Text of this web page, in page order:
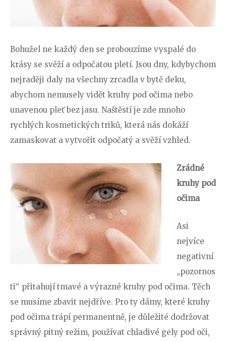
Bohužel ne každý den se probouzíme vyspalé do
krásy se svěží a odpočatou pletí. Jsou dny, kdybychom
nejraději daly na všechny zrcadla v bytě deku,
abychom nemusely vidět kruhy pod očima nebo
unavenou pleť bez jasu. Naštěstí je zde mnoho
rychlých kosmetických triků, která nás dokáží
zamaskovat a vytvořit odpočatý a svěží vzhled.
Zrádné
kruhy pod
očima
Asi
nejvíce
negativní
„pozornos
ti“ přitahují tmavé a výrazné kruhy pod očima. Těch
se musíme zbavit nejdříve. Pro ty dámy, které kruhy
pod očima trápí permanentně, je důležité dodržovat
správný pitný režim, používat chladivé gely pod oči,